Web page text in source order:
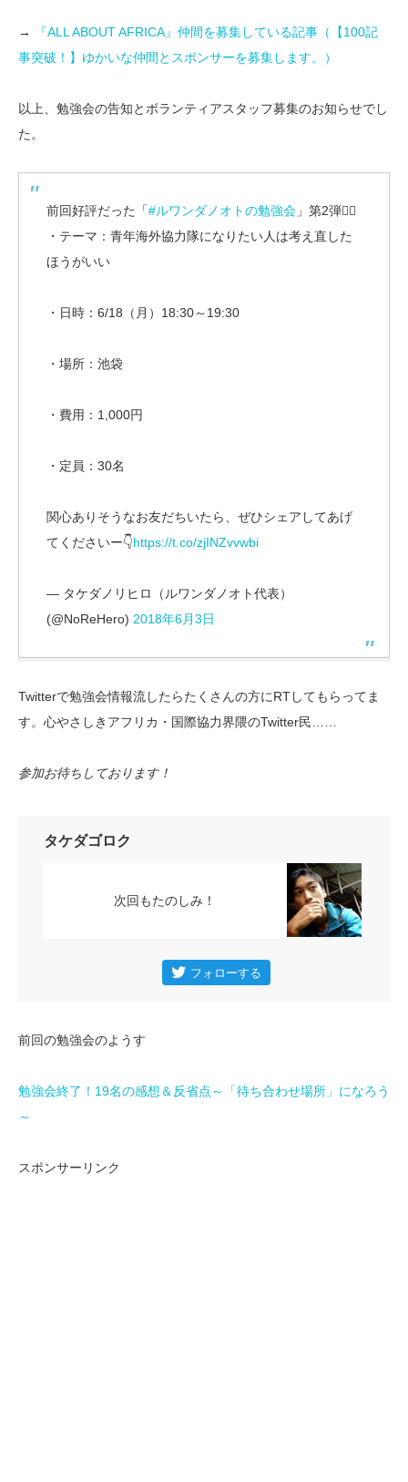
→
『ALL ABOUT AFRICA』仲間を募集している記事（【100記
事突破！】ゆかいな仲間とスポンサーを募集します。）
以上、勉強会の告知とボランティアスタッフ募集のお知らせでし
た。
前回好評だった「#ルワンダノオトの勉強会 」第2弾🙋‍♂️
・テーマ：青年海外協力隊になりたい人は考え直した
ほうがいい
・日時：6/18（月）18:30～19:30
・場所：池袋
・費用：1,000円
・定員：30名
関心ありそうなお友だちいたら、ぜひシェアしてあげ
てくださいー👇https://t.co/zjINZvvwbi
— タケダノリヒロ（ルワンダノオト代表）
(@NoReHero) 2018年6月3日
Twitterで勉強会情報流したらたくさんの方にRTしてもらってま
す。心やさしきアフリカ・国際協力界隈のTwitter民……
参加お待ちしております！
タケダゴロク
次回もたのしみ！
前回の勉強会のようす
勉強会終了！19名の感想＆反省点～「待ち合わせ場所」になろう
～
スポンサーリンク